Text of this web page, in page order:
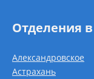
Отделения
Александровское
Астрахань